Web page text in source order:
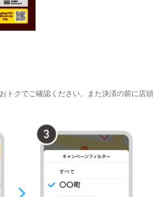
トクでご確認ください。また決済の前に店頭